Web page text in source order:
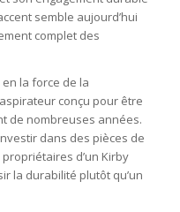
semble aujourd’hui
complet des
la force de la
conçu pour être
de nombreuses années.
dans des pièces de
d’un Kirby
la durabilité plutôt qu’un